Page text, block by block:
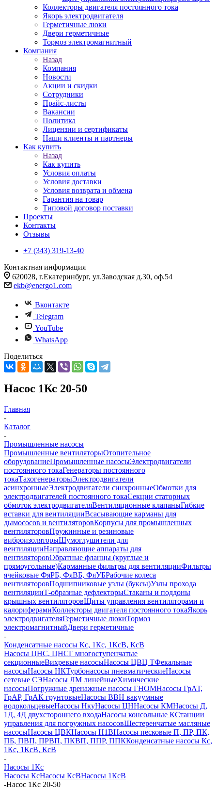
Коллекторы двигателя постоянного тока
Якорь электродвигателя
Герметичные люки
Двери герметичные
Тормоз электромагнитный
Компания
Назад
Компания
Новости
Акции и скидки
Сотрудники
Прайс-листы
Вакансии
Политика
Лицензии и сертификаты
Наши клиенты и партнеры
Как купить
Назад
Как купить
Условия оплаты
Условия доставки
Условия возврата и обмена
Гарантия на товар
Типовой договор поставки
Проекты
Контакты
Отзывы
+7 (343) 319-13-40
Контактная информация
620028, г.Екатеринбург, ул.Заводская д.30, оф.54
ekb@energo1.com
Вконтакте
Telegram
YouTube
WhatsApp
Поделиться
Насос 1Кс 20-50
Главная
-
Каталог
-
Промышленные насосы
Промышленные вентиляторыОтопительное
оборудованиеПромышленные насосыЭлектродвигатели
постоянного токаГенераторы постоянного
токаТахогенераторыЭлектродвигатели
асинхронныеЭлектродвигатели синхронныеОбмотки для
электродвигателей постоянного токаСекции статорных
обмоток электродвигателяВентиляционные клапаныГибкие
вставки для вентиляцииВсасывающие карманы для
дымососов и вентиляторовКорпусы для промышленных
вентиляторовПружинные и резиновые
виброизоляторыШумоглушители для
вентиляцииНаправляющие аппараты для
вентиляторовОбратные фланцы (круглые и
прямоугольные)Карманные фильтры для вентиляцииФильтры
ячейковые ФяРБ, ФяВБ, ФяУБРабочие колеса
вентиляторовПодшипниковые узлы (буксы)Узлы прохода
вентиляцииТ-образные дефлекторыСтаканы и поддоны
крышных вентиляторовЩиты управления вентиляторами и
калориферамиКоллекторы двигателя постоянного токаЯкорь
электродвигателяГерметичные люкиТормоз
электромагнитныйДвери герметичные
-
Конденсатные насосы Кс, 1Кс, 1КсВ, КсВ
Насосы ЦНС, ЦНСГ многоступенчатые
секционныеВихревые насосыНасосы ЦВЦ ТФекальные
насосыНасосы НКТурбонасосы пневматическиеНасосы
сетевые СЭНасосы ЛМ линейныеХимические
насосыПогружные дренажные насосы ГНОМНасосы ГрАТ,
ГрАР, ГрАК грунтовыеНасосы ВВН вакуумные
водокольцевыеНасосы НкуНасосы ЦННасосы КМНасосы Д,
1Д, 4Д двухстороннего входаНасосы консольные КСтанции
управления для погружных насосовШестеренчатые масляные
насосыНасосы ЦВКНасосы Н1ВНасосы песковые П, ПР, ПК,
ПБ, ПВП, ПРВП, ПКВП, ППР, ППККонденсатные насосы Кс,
1Кс, 1КсВ, КсВ
-
Насосы 1Кс
Насосы КсНасосы КсВНасосы 1КсВ
-Насос 1Кс 20-50